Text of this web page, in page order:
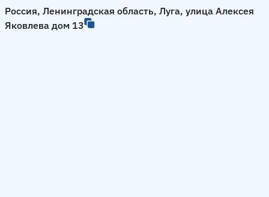
Россия, Ленинградская область, Луга, улица Алексея
Яковлева дом 13